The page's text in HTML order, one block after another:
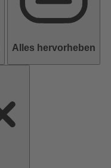
Alles hervorheben